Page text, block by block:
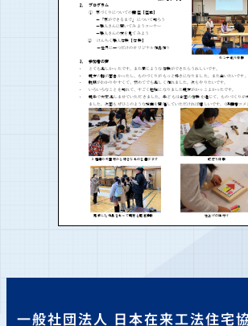
一般社団法人 日本在来工法住宅